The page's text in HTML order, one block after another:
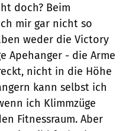
doch? Beim
mir gar nicht so
weder die Victory
Apehanger - die Arme
nicht in die Höhe
kann selbst ich
ich Klimmzüge
Fitnessraum. Aber